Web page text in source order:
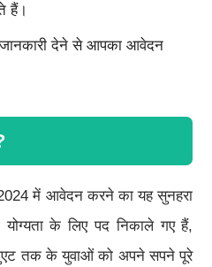
हैं।
देने से आपका आवेदन
में आवेदन करने का यह सुनहरा
के लिए पद निकाले गए हैं,
तक के युवाओं को अपने सपने पूरे